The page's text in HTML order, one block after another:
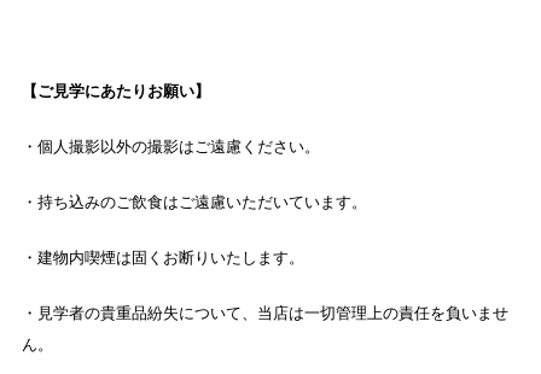
【ご見学にあたりお願い】
・個人撮影以外の撮影はご遠慮ください。
・持ち込みのご飲食はご遠慮いただいています。
・建物内喫煙は固くお断りいたします。
・見学者の貴重品紛失について、当店は一切管理上の責任を負いませ
ん。